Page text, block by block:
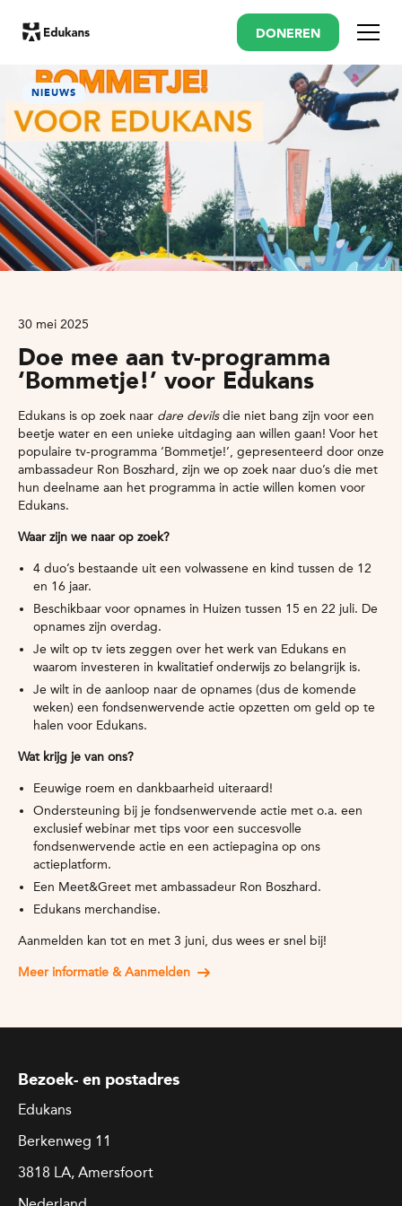
DONEREN Menu
NIEUWS
30 mei 2025
Doe mee aan tv-programma
‘Bommetje!’ voor Edukans
Edukans is op zoek naar dare devilsdie niet bang zijn voor een
beetje water en een unieke uitdaging aan willen gaan! Voor het
populaire tv-programma ‘Bommetje!’, gepresenteerd door onze
ambassadeur Ron Boszhard, zijn we op zoek naar duo’s die met
hun deelname aan het programma in actie willen komen voor
Edukans.
Waar zijn we naar op zoek?
4 duo’s bestaande uit een volwassene en kind tussen de 12
en 16 jaar.
Beschikbaar voor opnames in Huizen tussen 15 en 22 juli. De
opnames zijn overdag.
Je wilt op tv iets zeggen over het werk van Edukans en
waarom investeren in kwalitatief onderwijs zo belangrijk is.
Je wilt in de aanloop naar de opnames (dus de komende
weken) een fondsenwervende actie opzetten om geld op te
halen voor Edukans.
Wat krijg je van ons?
Eeuwige roem en dankbaarheid uiteraard!
Ondersteuning bij je fondsenwervende actie met o.a. een
exclusief webinar met tips voor een succesvolle
fondsenwervende actie en een actiepagina op ons
actieplatform.
Een Meet&Greet met ambassadeur Ron Boszhard.
Edukans merchandise.
Aanmelden kan tot en met 3 juni, dus wees er snel bij!
Meer informatie & Aanmelden
Bezoek- en postadres
Edukans
Berkenweg 11
3818 LA, Amersfoort